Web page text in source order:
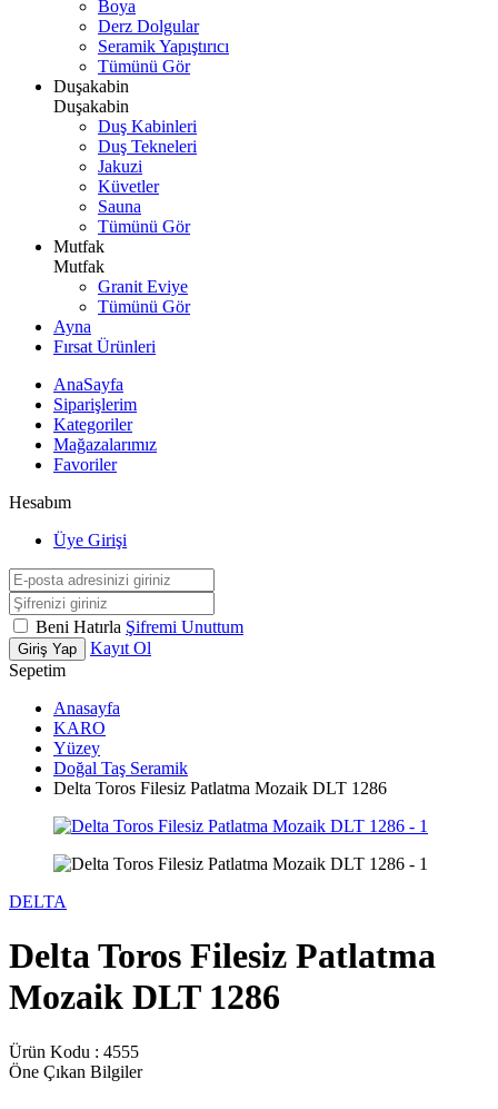
Boya
Derz Dolgular
Seramik Yapıştırıcı
Tümünü Gör
Duşakabin
Duşakabin
Duş Kabinleri
Duş Tekneleri
Jakuzi
Küvetler
Sauna
Tümünü Gör
Mutfak
Mutfak
Granit Eviye
Tümünü Gör
Ayna
Fırsat Ürünleri
AnaSayfa
Siparişlerim
Kategoriler
Mağazalarımız
Favoriler
Hesabım
Üye Girişi
Beni Hatırla Şifremi Unuttum
Giriş Yap
Kayıt Ol
Sepetim
Anasayfa
KARO
Yüzey
Doğal Taş Seramik
Delta Toros Filesiz Patlatma Mozaik DLT 1286
DELTA
Delta Toros Filesiz Patlatma
Mozaik DLT 1286
Ürün Kodu : 4555
Öne Çıkan Bilgiler